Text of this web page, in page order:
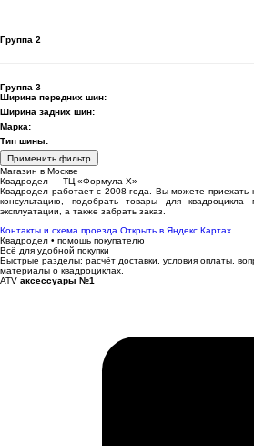
Группа 2
Группа 3
Ширина передних шин:
Ширина задних шин:
Марка:
Тип шины:
Применить фильтр
Магазин в Москве
Квадродел — ТЦ «Формула Х»
Квадродел работает с 2008 года. Вы можете
консультацию, подобрать товары для
эксплуатации, а также забрать заказ.
Контакты и схема проезда Открыть в Яндекс Картах
Квадродел • помощь покупателю
Всё для удобной покупки
Быстрые разделы: расчёт доставки, условия оплаты,
материалы о квадроциклах.
ATV аксессуары №1